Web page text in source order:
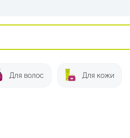
Для волос Для кожи